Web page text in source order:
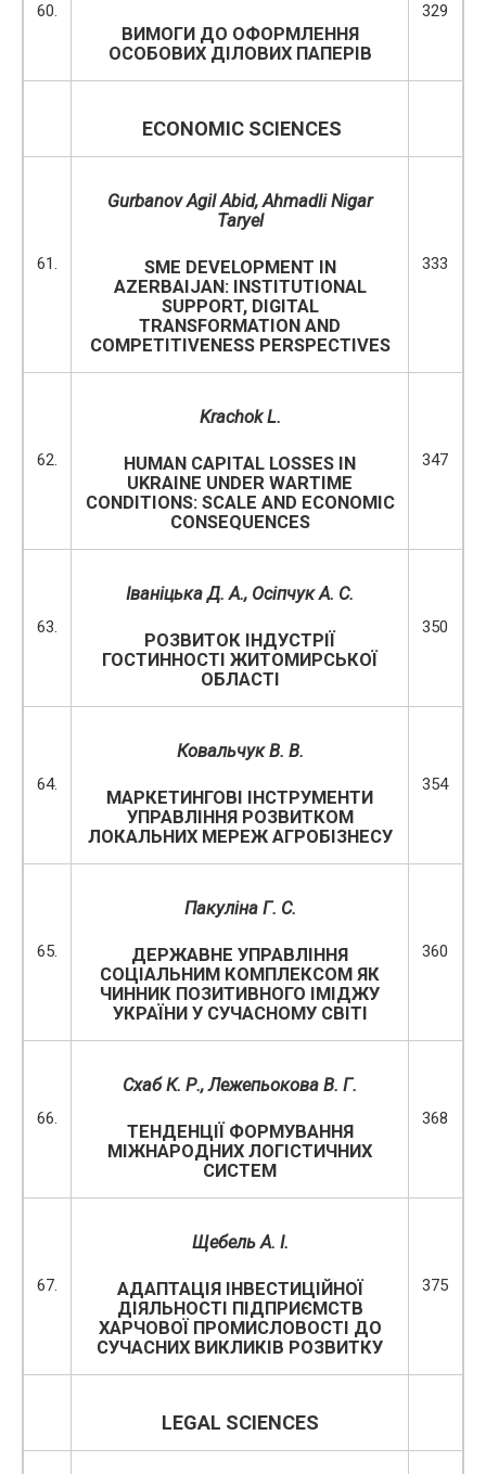
60.
ВИМОГИ ДО ОФОРМЛЕННЯ
ОСОБОВИХ ДІЛОВИХ ПАПЕРІВ
329
ECONOMIC SCIENCES
61.
Gurbanov Agil Abid, Ahmadli Nigar
Taryel
SME DEVELOPMENT IN
AZERBAIJAN: INSTITUTIONAL
SUPPORT, DIGITAL
TRANSFORMATION AND
COMPETITIVENESS PERSPECTIVES
333
62.
Krachok L.
HUMAN CAPITAL LOSSES IN
UKRAINE UNDER WARTIME
CONDITIONS: SCALE AND ECONOMIC
CONSEQUENCES
347
63.
Іваніцька Д. А., Осіпчук А. С.
РОЗВИТОК ІНДУСТРІЇ
ГОСТИННОСТІ ЖИТОМИРСЬКОЇ
ОБЛАСТІ
350
64.
Ковальчук В. В.
МАРКЕТИНГОВІ ІНСТРУМЕНТИ
УПРАВЛІННЯ РОЗВИТКОМ
ЛОКАЛЬНИХ МЕРЕЖ АГРОБІЗНЕСУ
354
65.
Пакуліна Г. С.
ДЕРЖАВНЕ УПРАВЛІННЯ
СОЦІАЛЬНИМ КОМПЛЕКСОМ ЯК
ЧИННИК ПОЗИТИВНОГО ІМІДЖУ
УКРАЇНИ У СУЧАСНОМУ СВІТІ
360
66.
Схаб К. Р., Лежепьокова В. Г.
ТЕНДЕНЦІЇ ФОРМУВАННЯ
МІЖНАРОДНИХ ЛОГІСТИЧНИХ
СИСТЕМ
368
67.
Щебель А. І.
АДАПТАЦІЯ ІНВЕСТИЦІЙНОЇ
ДІЯЛЬНОСТІ ПІДПРИЄМСТВ
ХАРЧОВОЇ ПРОМИСЛОВОСТІ ДО
СУЧАСНИХ ВИКЛИКІВ РОЗВИТКУ
375
LEGAL SCIENCES